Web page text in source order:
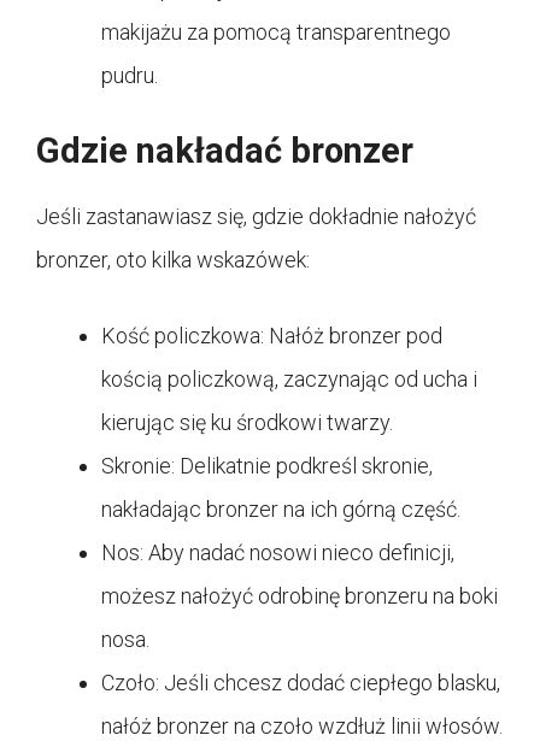
makijażu za pomocą transparentnego
pudru.
Gdzie nakładać bronzer
Jeśli zastanawiasz się, gdzie dokładnie nałożyć
bronzer, oto kilka wskazówek:
Kość policzkowa: Nałóż bronzer pod
kością policzkową, zaczynając od ucha i
kierując się ku środkowi twarzy.
Skronie: Delikatnie podkreśl skronie,
nakładając bronzer na ich górną część.
Nos: Aby nadać nosowi nieco definicji,
możesz nałożyć odrobinę bronzeru na boki
nosa.
Czoło: Jeśli chcesz dodać ciepłego blasku,
nałóż bronzer na czoło wzdłuż linii włosów.